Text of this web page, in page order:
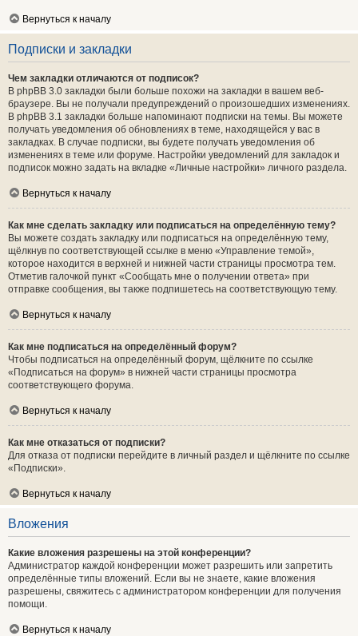
Вернуться к началу
Подписки и закладки
Чем закладки отличаются от подписок?
В phpBB 3.0 закладки были больше похожи на закладки в вашем веб-
браузере. Вы не получали предупреждений о произошедших изменениях.
В phpBB 3.1 закладки больше напоминают подписки на темы. Вы можете
получать уведомления об обновлениях в теме, находящейся у вас в
закладках. В случае подписки, вы будете получать уведомления об
изменениях в теме или форуме. Настройки уведомлений для закладок и
подписок можно задать на вкладке «Личные настройки» личного раздела.
Вернуться к началу
Как мне сделать закладку или подписаться на определённую тему?
Вы можете создать закладку или подписаться на определённую тему,
щёлкнув по соответствующей ссылке в меню «Управление темой»,
которое находится в верхней и нижней части страницы просмотра тем.
Отметив галочкой пункт «Сообщать мне о получении ответа» при
отправке сообщения, вы также подпишетесь на соответствующую тему.
Вернуться к началу
Как мне подписаться на определённый форум?
Чтобы подписаться на определённый форум, щёлкните по ссылке
«Подписаться на форум» в нижней части страницы просмотра
соответствующего форума.
Вернуться к началу
Как мне отказаться от подписки?
Для отказа от подписки перейдите в личный раздел и щёлкните по ссылке
«Подписки».
Вернуться к началу
Вложения
Какие вложения разрешены на этой конференции?
Администратор каждой конференции может разрешить или запретить
определённые типы вложений. Если вы не знаете, какие вложения
разрешены, свяжитесь с администратором конференции для получения
помощи.
Вернуться к началу